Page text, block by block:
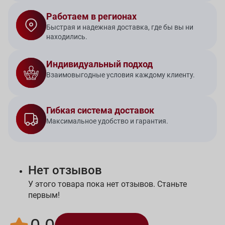
Работаем в регионах
Быстрая и надежная доставка, где бы вы ни
находились.
Индивидуальный подход
Взаимовыгодные условия каждому клиенту.
Гибкая система доставок
Максимальное удобство и гарантия.
Нет отзывов
У этого товара пока нет отзывов. Станьте
первым!